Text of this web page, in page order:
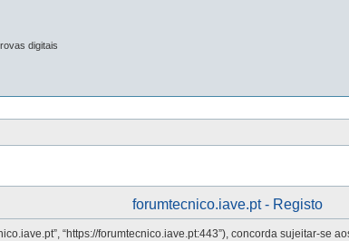
digitais
forumtecnico.iave.pt - Registo
“https://forumtecnico.iave.pt:443”), concorda sujeitar-